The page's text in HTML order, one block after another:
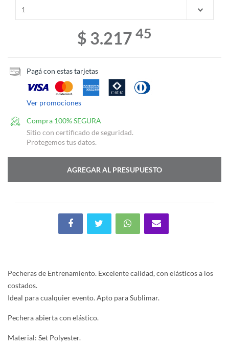
$ 3.217 45
Pagá con estas tarjetas
Ver promociones
Compra 100% SEGURA
Sitio con certificado de seguridad.
Protegemos tus datos.
AGREGAR AL PRESUPUESTO
Pecheras de Entrenamiento. Excelente calidad, con elásticos a los
costados.
Ideal para cualquier evento. Apto para Sublimar.
Pechera abierta con elástico.
Material: Set Polyester.